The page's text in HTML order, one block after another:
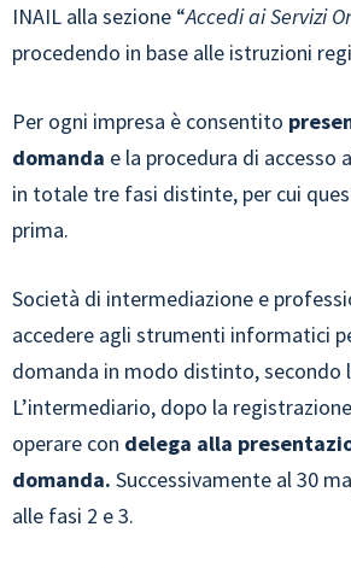
INAIL alla sezione “Accedi ai Servizi
procedendo in base alle istruzioni
Per ogni impresa è consentito
domanda e la procedura di accesso
in totale tre fasi distinte, per cui
prima.
Società di intermediazione e
accedere agli strumenti informatici
domanda in modo distinto, secondo
L’intermediario, dopo la
operare con delega alla
domanda. Successivamente al 30
alle fasi 2 e 3.